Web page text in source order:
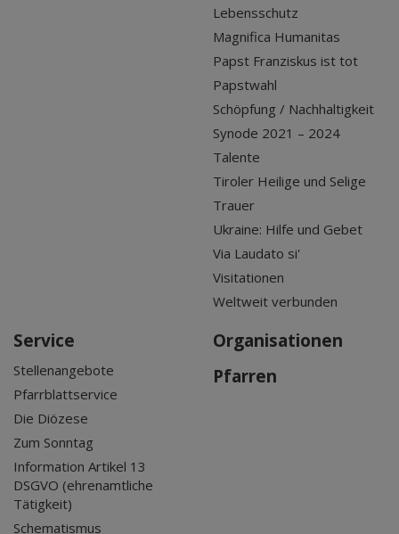
Lebensschutz
Magnifica Humanitas
Papst Franziskus ist tot
Papstwahl
Schöpfung / Nachhaltigkeit
Synode 2021 – 2024
Talente
Tiroler Heilige und Selige
Trauer
Ukraine: Hilfe und Gebet
Via Laudato si'
Visitationen
Weltweit verbunden
Service
Stellenangebote
Pfarrblattservice
Die Diözese
Zum Sonntag
Information Artikel 13
DSGVO (ehrenamtliche
Tätigkeit)
Schematismus
Organisationen
Pfarren